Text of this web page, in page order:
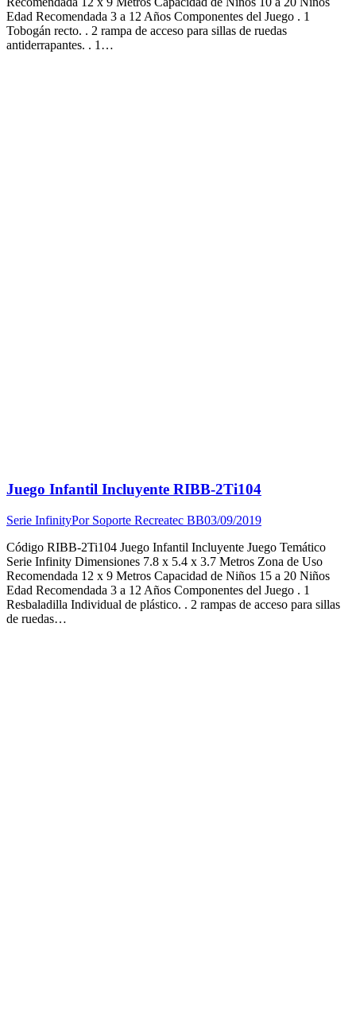
Edad Recomendada 3 a 12 Años Componentes del Juego . 1
Tobogán recto. . 2 rampa de acceso para sillas de ruedas
antiderrapantes. . 1…
Juego Infantil Incluyente RIBB-2Ti104
Serie InfinityPor Soporte Recreatec BB03/09/2019
Código RIBB-2Ti104 Juego Infantil Incluyente Juego Temático
Serie Infinity Dimensiones 7.8 x 5.4 x 3.7 Metros Zona de Uso
Recomendada 12 x 9 Metros Capacidad de Niños 15 a 20 Niños
Edad Recomendada 3 a 12 Años Componentes del Juego . 1
Resbaladilla Individual de plástico. . 2 rampas de acceso para sillas
de ruedas…